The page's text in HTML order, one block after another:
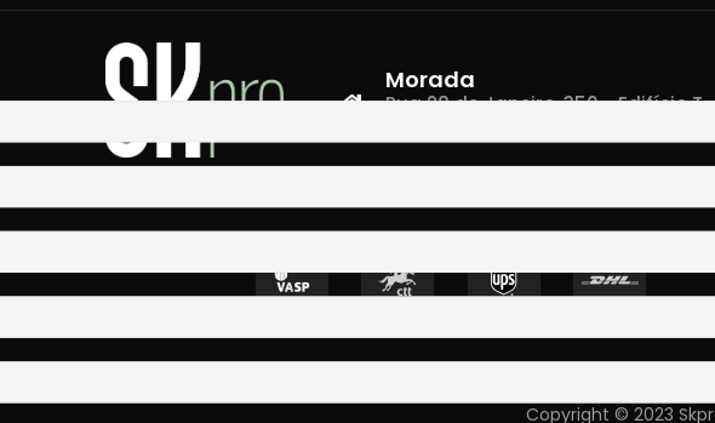
Morada
Rua 28 de Janeiro, 350 - Edifício T -
Copyright © 2023